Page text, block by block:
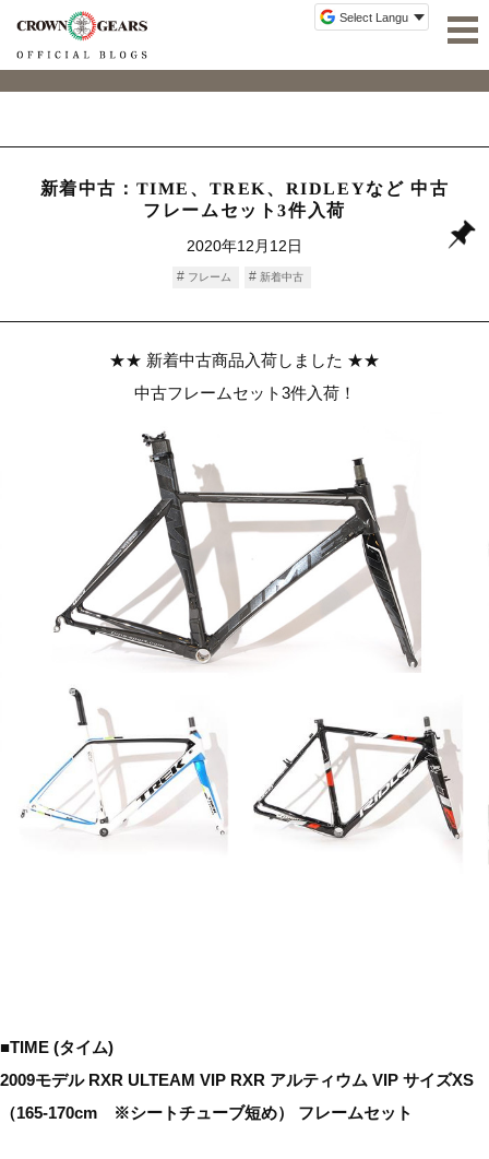
新着中古：TIME、TREK、RIDLEYなど 中古
フレームセット3件入荷
2020年12月12日
フレーム 新着中古
★★ 新着中古商品入荷しました ★★
中古フレームセット3件入荷！
■TIME (タイム)
2009モデル RXR ULTEAM VIP RXR アルティウム VIP サイズXS
（165-170cm ※シートチューブ短め） フレームセット